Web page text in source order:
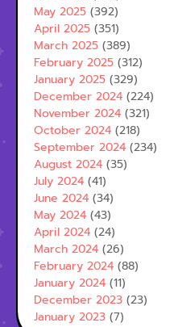
May 2025 (392)
April 2025 (351)
March 2025 (389)
February 2025 (312)
January 2025 (329)
December 2024 (224)
November 2024 (321)
October 2024 (218)
September 2024 (234)
August 2024 (35)
July 2024 (41)
June 2024 (34)
May 2024 (43)
April 2024 (24)
March 2024 (26)
February 2024 (88)
January 2024 (11)
December 2023 (23)
January 2023 (7)